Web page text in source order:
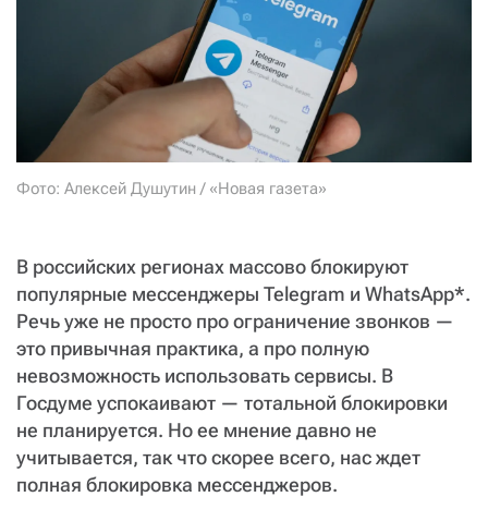
Фото: Алексей Душутин / «Новая газета»
В российских регионах массово блокируют
популярные мессенджеры Telegram и WhatsApp*.
Речь уже не просто про ограничение звонков —
это привычная практика, а про полную
невозможность использовать сервисы. В
Госдуме успокаивают — тотальной блокировки
не планируется. Но ее мнение давно не
учитывается, так что скорее всего, нас ждет
полная блокировка мессенджеров.
ПОДЕЛИТЬСЯ С ДРУЗЬЯМИ
Если у вас есть вопросы, пишите donate@novayagazeta.ru
+7 (929) 612-03-68